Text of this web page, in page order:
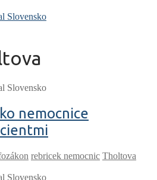
nemocnice
rebricek nemocnic Tholtova